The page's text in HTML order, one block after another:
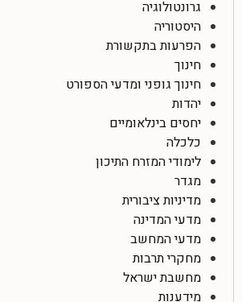
גרונטולוגיה
היסטוריה
הפרעות בתקשורת
חינוך
חינוך גופני ומדעי הספורט
יהדות
יחסים בינלאומיים
כלכלה
לימודי המזרח התיכון
מגדר
מדיניות ציבורית
מדעי המדינה
מדעי המחשב
מחקרי תרבות
מחשבת ישראל
מידענות